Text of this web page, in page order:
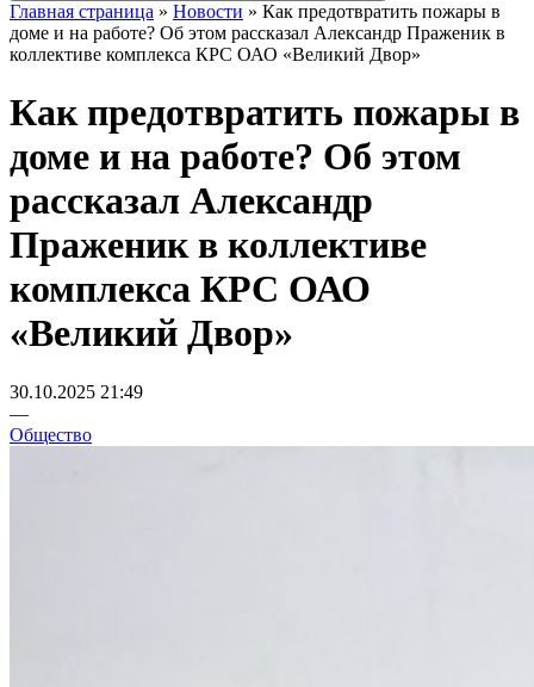
Главная страница » Новости » Как предотвратить пожары в
доме и на работе? Об этом рассказал Александр Праженик в
коллективе комплекса КРС ОАО «Великий Двор»
Как предотвратить пожары в
доме и на работе? Об этом
рассказал Александр
Праженик в коллективе
комплекса КРС ОАО
«Великий Двор»
30.10.2025 21:49
—
Общество